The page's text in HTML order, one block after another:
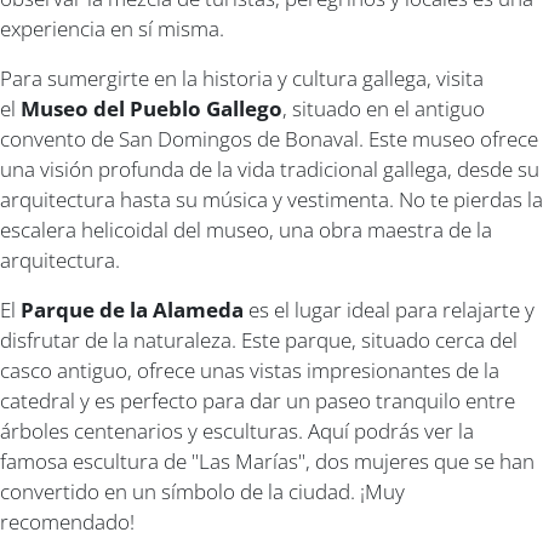
experiencia en sí misma.
Para sumergirte en la historia y cultura gallega, visita
el Museo del Pueblo Gallego, situado en el antiguo
convento de San Domingos de Bonaval. Este museo ofrece
una visión profunda de la vida tradicional gallega, desde su
arquitectura hasta su música y vestimenta. No te pierdas la
escalera helicoidal del museo, una obra maestra de la
arquitectura.
El Parque de la Alameda es el lugar ideal para relajarte y
disfrutar de la naturaleza. Este parque, situado cerca del
casco antiguo, ofrece unas vistas impresionantes de la
catedral y es perfecto para dar un paseo tranquilo entre
árboles centenarios y esculturas. Aquí podrás ver la
famosa escultura de "Las Marías", dos mujeres que se han
convertido en un símbolo de la ciudad. ¡Muy
recomendado!